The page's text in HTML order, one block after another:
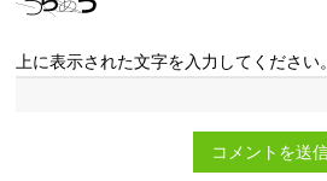
上に表示された文字を入力してください。